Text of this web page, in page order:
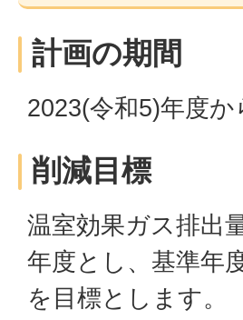
計画の期間
2023(令和5)年度
削減目標
温室効果ガス排出
年度とし、基準年
を目標とします。